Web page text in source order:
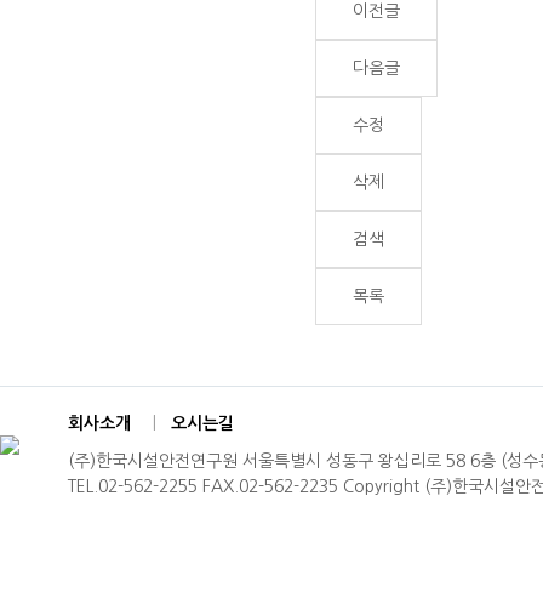
이전글
다음글
수정
삭제
검색
목록
회사소개 오시는길
(주)한국시설안전연구원 서울특별시 성동구 왕십리로 58 6층 (성
TEL.02-562-2255 FAX.02-562-2235 Copyright (주)한국시설안